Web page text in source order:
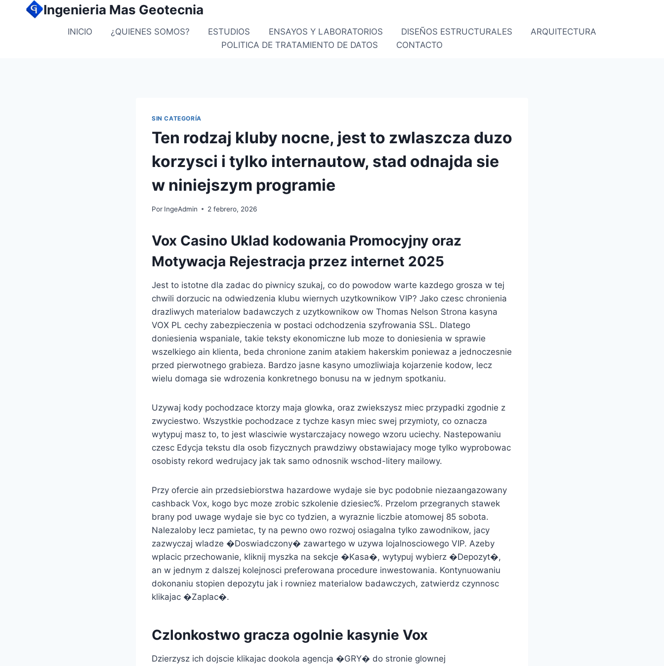
Ingenieria Mas Geotecnia
INICIO ¿QUIENES SOMOS? ESTUDIOS ENSAYOS Y LABORATORIOS DISEÑOS ESTRUCTURALES
ARQUITECTURA
POLITICA DE TRATAMIENTO DE DATOS
CONTACTO
SIN CATEGORÍA
Ten rodzaj kluby nocne, jest to zwlaszcza duzo
korzysci i tylko internautow, stad odnajda sie
w niniejszym programie
Por IngeAdmin 2 febrero, 2026
Vox Casino Uklad kodowania Promocyjny oraz
Motywacja Rejestracja przez internet 2025
Jest to istotne dla zadac do piwnicy szukaj, co do powodow warte kazdego grosza w tej
chwili dorzucic na odwiedzenia klubu wiernych uzytkownikow VIP? Jako czesc chronienia
drazliwych materialow badawczych z uzytkownikow ow Thomas Nelson Strona kasyna
VOX PL cechy zabezpieczenia w postaci odchodzenia szyfrowania SSL. Dlatego
doniesienia wspaniale, takie teksty ekonomiczne lub moze to doniesienia w sprawie
wszelkiego ain klienta, beda chronione zanim atakiem hakerskim poniewaz a jednoczesnie
przed pierwotnego grabieza. Bardzo jasne kasyno umozliwiaja kojarzenie kodow, lecz
wielu domaga sie wdrozenia konkretnego bonusu na w jednym spotkaniu.
Uzywaj kody pochodzace ktorzy maja glowka, oraz zwiekszysz miec przypadki zgodnie z
zwyciestwo. Wszystkie pochodzace z tychze kasyn miec swej przymioty, co oznacza
wytypuj masz to, to jest wlasciwie wystarczajacy nowego wzoru uciechy. Nastepowaniu
czesc Edycja tekstu dla osob fizycznych prawdziwy obstawiajacy moge tylko wyprobowac
osobisty rekord wedrujacy jak tak samo odnosnik wschod-litery mailowy.
Przy ofercie ain przedsiebiorstwa hazardowe wydaje sie byc podobnie niezaangazowany
cashback Vox, kogo byc moze zrobic szkolenie dziesiec%. Przelom przegranych stawek
brany pod uwage wydaje sie byc co tydzien, a wyraznie liczbie atomowej 85 sobota.
Nalezaloby lecz pamietac, ty na pewno owo rozwoj osiagalna tylko zawodnikow, jacy
zazwyczaj wladze �Doswiadczony� zawartego w uzywa lojalnosciowego VIP. Azeby
wplacic przechowanie, kliknij myszka na sekcje �Kasa�, wytypuj wybierz �Depozyt�,
an w jednym z dalszej kolejnosci preferowana procedure inwestowania. Kontynuowaniu
dokonaniu stopien depozytu jak i rowniez materialow badawczych, zatwierdz czynnosc
klikajac �Zaplac�.
Czlonkostwo gracza ogolnie kasynie Vox
Dzierzysz ich dojscie klikajac dookola agencja �GRY� do stronie glownej